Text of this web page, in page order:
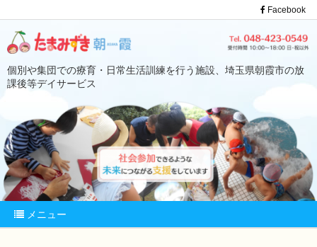
個別や集団での療育・日常生活訓練を行う施設、埼玉県朝霞市の放
課後等デイサービス
メニュー
Facebook